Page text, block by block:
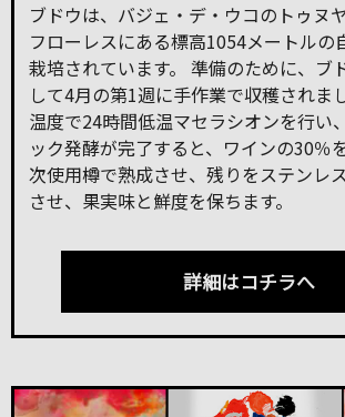
ブドウは、バジェ・デ・ウコのトゥヌ
フローレスにある標高1054メートルの
栽培されています。 準備のために、ブ
して4月の第1週に手作業で収穫され
温度で24時間低温マセラシオンを行い
ック発酵が完了すると、ワインの30％
次使用樽で熟成させ、残りをステンレ
させ、果実味と鮮度を保ちます。
詳細はコチラへ